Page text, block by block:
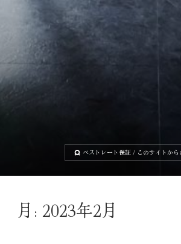
ベストレート保証 / このサイトから
月: 2023年2月